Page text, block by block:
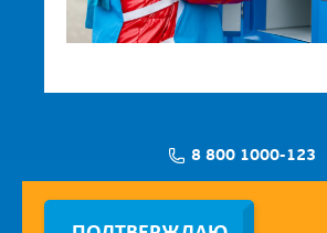
8 800 1000-123
Заявка на установку